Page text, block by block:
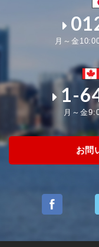
月～金
1-
月～金
お問